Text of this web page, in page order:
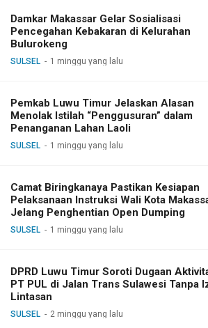
Damkar Makassar Gelar Sosialisasi
Pencegahan Kebakaran di Kelurahan
Bulurokeng
SULSEL 1 minggu yang lalu
Pemkab Luwu Timur Jelaskan Alasan
Menolak Istilah “Penggusuran” dalam
Penanganan Lahan Laoli
SULSEL 1 minggu yang lalu
Camat Biringkanaya Pastikan Kesiapan
Pelaksanaan Instruksi Wali Kota
Jelang Penghentian Open Dumping
SULSEL 1 minggu yang lalu
DPRD Luwu Timur Soroti Dugaan
PT PUL di Jalan Trans Sulawesi Tanpa
Lintasan
SULSEL 2 minggu yang lalu